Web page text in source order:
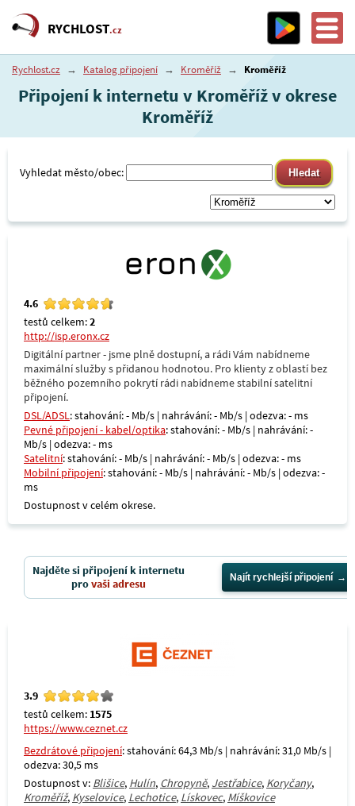
RYCHLOST.cz
Rychlost.cz → Katalog připojení → Kroměříž → Kroměříž
Připojení k internetu v Kroměříž v okrese
Kroměříž
Vyhledat město/obec:
4.6
testů celkem:2
http://isp.eronx.cz
Digitální partner - jsme plně dostupní, a rádi Vám nabídneme
maximální služby s přidanou hodnotou. Pro klienty z oblastí bez
běžného pozemního pokrytí rádi nabídneme stabilní satelitní
připojení.
DSL/ADSL: stahování: - Mb/s | nahrávání: - Mb/s | odezva: - ms
Pevné připojení - kabel/optika: stahování: - Mb/s | nahrávání: -
Mb/s | odezva: - ms
Satelitní: stahování: - Mb/s | nahrávání: - Mb/s | odezva: - ms
Mobilní připojení: stahování: - Mb/s | nahrávání: - Mb/s | odezva: -
ms
Dostupnost v celém okrese.
Najděte si připojení k internetu
provaši adresu Najít rychlejší připojení
3.9
testů celkem: 1575
https://www.ceznet.cz
Bezdrátové připojení: stahování: 64,3 Mb/s | nahrávání: 31,0 Mb/s |
odezva: 30,5 ms
Dostupnost v: Blišice, Hulín, Chropyně, Jestřabice, Koryčany,
Kroměříž, Kyselovice, Lechotice, Lískovec, Míškovice